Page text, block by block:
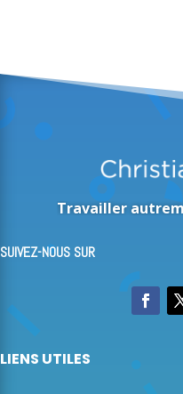
Travailler
SUIVEZ-NOUS SUR
LIENS UTILES